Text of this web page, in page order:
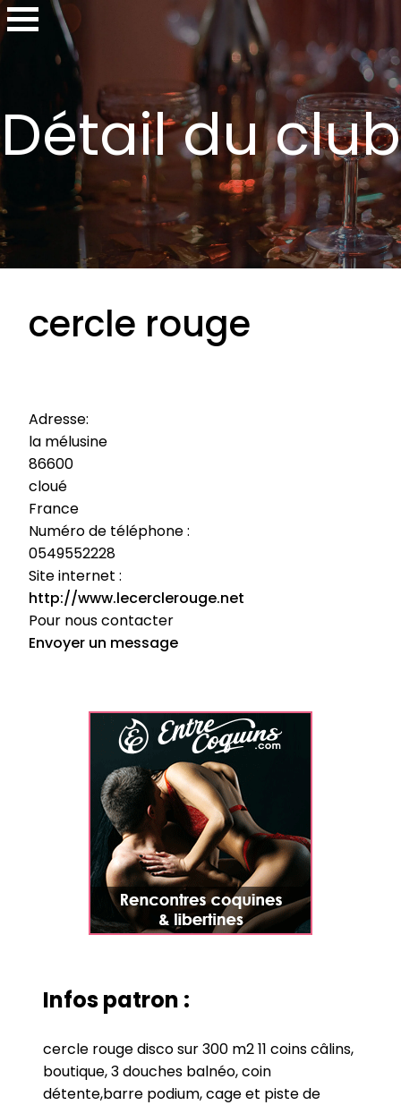
Détail du club
cercle rouge
Adresse:
la mélusine
86600
cloué
France
Numéro de téléphone :
0549552228
Site internet :
http://www.lecerclerouge.net
Pour nous contacter
Envoyer un message
Infos patron :
cercle rouge disco sur 300 m2 11 coins câlins,
boutique, 3 douches balnéo, coin
détente,barre podium, cage et piste de